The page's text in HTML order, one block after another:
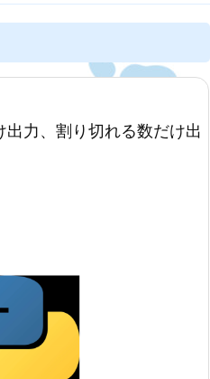
力、割り切れる数だけ出